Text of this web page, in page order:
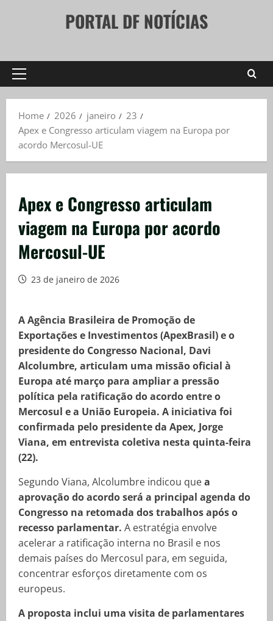
PORTAL DF NOTÍCIAS
Primary
Home
2026 janeiro
23
Apex e Congresso articulam viagem na Europa por
acordo Mercosul-UE
Apex e Congresso articulam
viagem na Europa por acordo
Mercosul-UE
23 de janeiro de 2026
A Agência Brasileira de Promoção de
Exportações e Investimentos (ApexBrasil) e o
presidente do Congresso Nacional, Davi
Alcolumbre, articulam uma missão oficial à
Europa até março para ampliar a pressão
política pela ratificação do acordo entre o
Mercosul e a União Europeia. A iniciativa foi
confirmada pelo presidente da Apex, Jorge
Viana, em entrevista coletiva nesta quinta-feira
(22).
Segundo Viana, Alcolumbre indicou quea
aprovação do acordo será a principal agenda do
Congresso na retomada dos trabalhos após o
recesso parlamentar. A estratégia envolve
acelerar a ratificação interna no Brasil e nos
demais países do Mercosul para, em seguida,
concentrar esforços diretamente com os
europeus.
A proposta inclui uma visita de parlamentares